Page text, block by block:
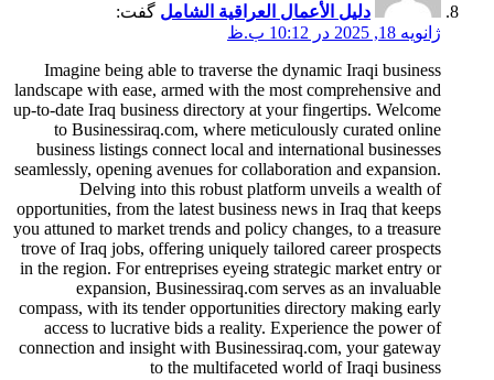
دليل الأعمال العراقية الشامل گفت:
ژانویه 18, 2025 در 10:12 ب.ظ
Imagine being able to traverse the dynamic Iraqi business
landscape with ease, armed with the most comprehensive and
up-to-date Iraq business directory at your fingertips. Welcome
to Businessiraq.com, where meticulously curated online
business listings connect local and international businesses
seamlessly, opening avenues for collaboration and expansion.
Delving into this robust platform unveils a wealth of
opportunities, from the latest business news in Iraq that keeps
you attuned to market trends and policy changes, to a treasure
trove of Iraq jobs, offering uniquely tailored career prospects
in the region. For entreprises eyeing strategic market entry or
expansion, Businessiraq.com serves as an invaluable
compass, with its tender opportunities directory making early
access to lucrative bids a reality. Experience the power of
connection and insight with Businessiraq.com, your gateway
to the multifaceted world of Iraqi business